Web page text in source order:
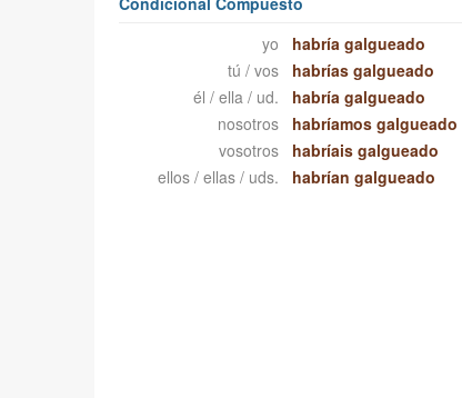
yo
habría galgueado
tú / vos
habrías galgueado
él / ella / ud.
habría galgueado
nosotros
habríamos galgueado
vosotros
habríais galgueado
ellos / ellas / uds.
habrían galgueado